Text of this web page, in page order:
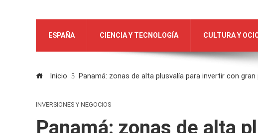
ESPAÑA CIENCIA Y TECNOLOGÍA CULTURA Y
Inicio Panamá: zonas de alta plusvalía para invertir con gran
INVERSIONES Y NEGOCIOS
Panamá: zonas de alta